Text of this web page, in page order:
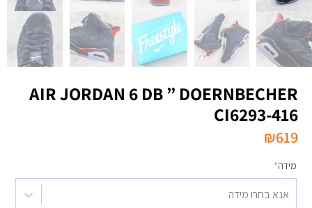
AIR JORDAN 6 DB ” DOERNBECHER
CI6293-416
₪619
מידה*
אנא בחרו מידה